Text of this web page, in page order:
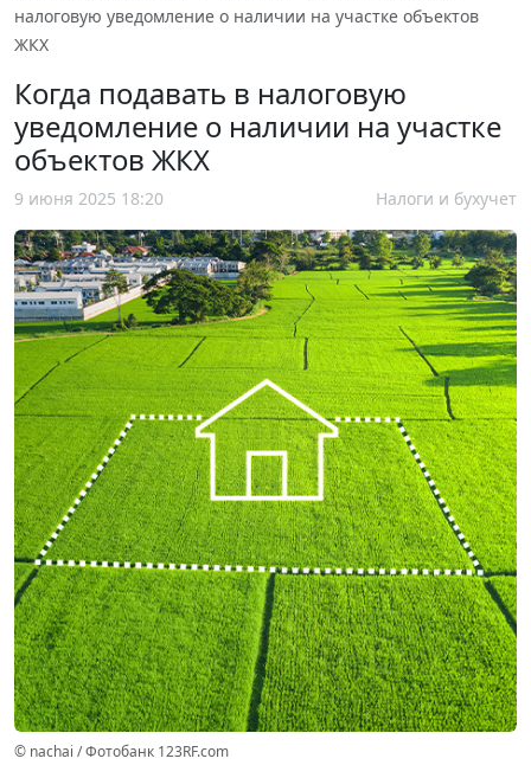
налоговую уведомление о наличии на участке объектов
ЖКХ
Когда подавать в налоговую
уведомление о наличии на участке
объектов ЖКХ
9 июня 2025 18:20 Налоги и бухучет
© nachai / Фотобанк 123RF.com